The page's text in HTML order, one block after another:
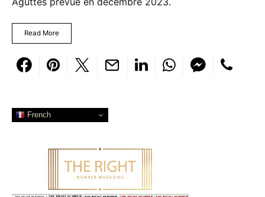
Read More
French